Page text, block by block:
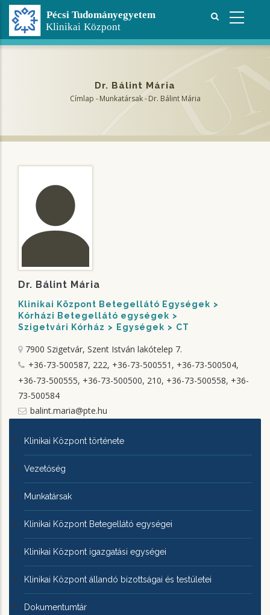
Ugrás
tartalomra
Dr. Bálint Mária
Címlap - Munkatársak - Dr. Bálint Mária
Dr. Bálint Mária
Klinikai Központ Betegellátó Egységek
Kórházi Betegellátó egységek
Szigetvári Kórház
Egységek CT
7900 Szigetvár, Szent István lakótelep 7.
+36-73-500587, 222, +36-73-500551, +36-73-500504,
+36-73-500555, +36-73-500500, 210, +36-73-500558, +36-
73-500584
balint.maria@pte.hu
KLINIKAI
KÖZPONTRÓL
Klinikai Központ története
Vezetőség
Munkatársak
Klinikai Központ Betegellátó egységei
Klinikai Központ igazgatási egységei
Klinikai Központ állandó bizottságai és testületei
Dokumentumtár